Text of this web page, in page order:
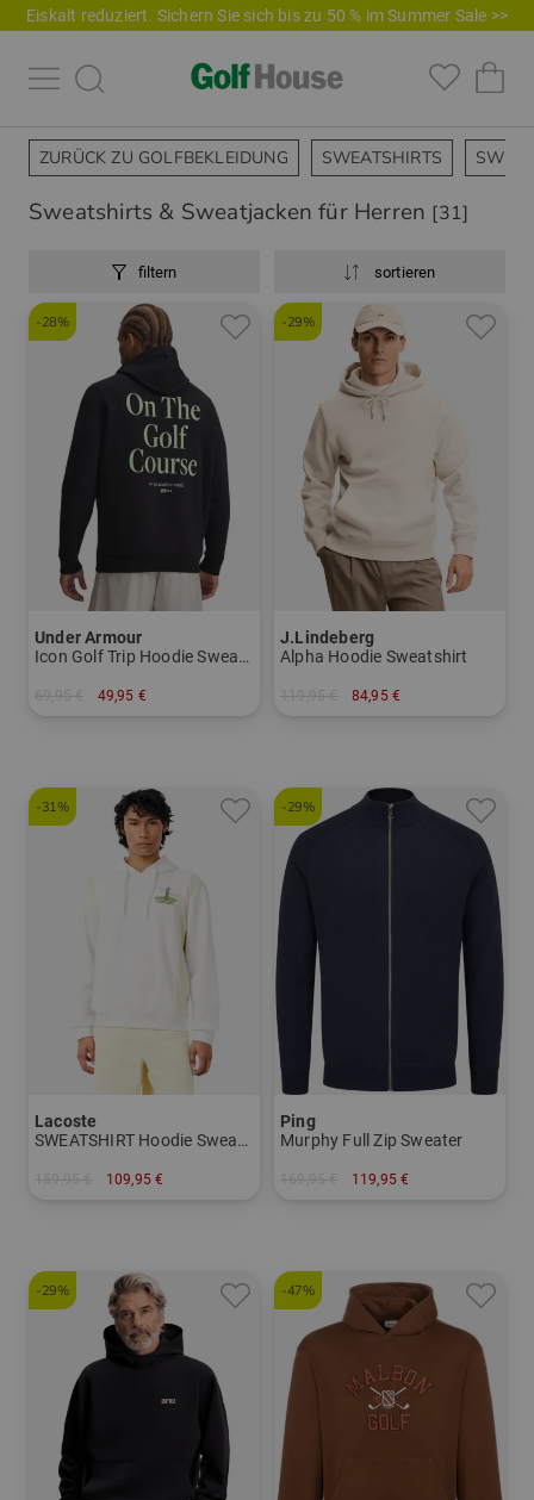
Eiskalt reduziert. Sichern Sie sich bis zu 50 % im Summer Sale >>
ZURÜCK ZU GOLFBEKLEIDUNG SWEATSHIRTS
Sweatshirts & Sweatjacken für Herren [31]
filtern sortieren
-28%
Under Armour
Icon Golf Trip Hoodie Sweatshirt
49,95 €
-29%
J.Lindeberg
Alpha Hoodie Sweatshirt
84,95 €
-31%
Lacoste
SWEATSHIRT Hoodie Sweatshirt
109,95 €
-29%
Ping
Murphy Full Zip Sweater
119,95 €
-29% -47%